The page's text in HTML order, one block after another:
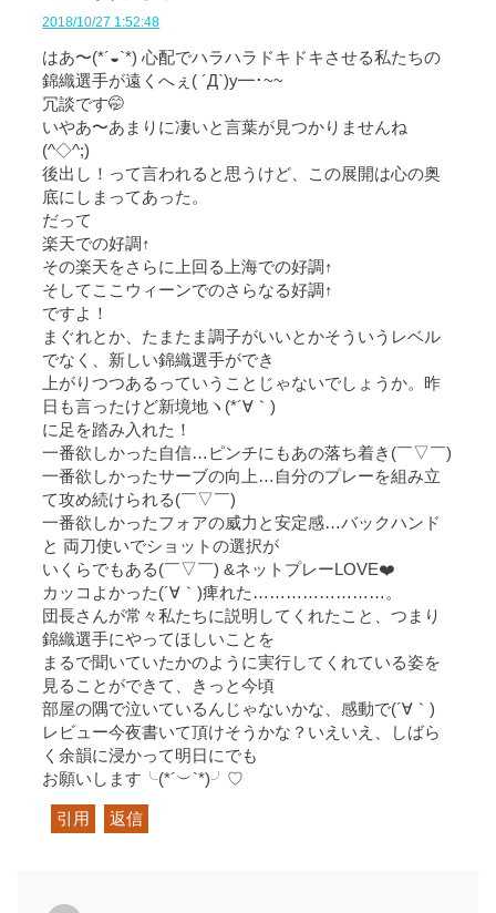
2018/10/27 1:52:48
はあ〜(*´◒`*) 心配でハラハラドキドキさせる私たちの
錦織選手が遠くへぇ( ´Д`)y━･~~
冗談です🤭
いやあ〜あまりに凄いと言葉が見つかりませんね
(^◇^;)
後出し！って言われると思うけど、この展開は心の奥
底にしまってあった。
だって
楽天での好調↑
その楽天をさらに上回る上海での好調↑
そしてここウィーンでのさらなる好調↑
ですよ！
まぐれとか、たまたま調子がいいとかそういうレベル
でなく、新しい錦織選手ができ
上がりつつあるっていうことじゃないでしょうか。昨
日も言ったけど新境地ヽ(*´∀｀)
に足を踏み入れた！
一番欲しかった自信…ピンチにもあの落ち着き(￣▽￣)
一番欲しかったサーブの向上…自分のプレーを組み立
て攻め続けられる(￣▽￣)
一番欲しかったフォアの威力と安定感…バックハンド
と 両刀使いでショットの選択が
いくらでもある(￣▽￣) &ネットプレーLOVE❤️
カッコよかった(´∀｀)痺れた……………………。
団長さんが常々私たちに説明してくれたこと、つまり
錦織選手にやってほしいことを
まるで聞いていたかのように実行してくれている姿を
見ることができて、きっと今頃
部屋の隅で泣いているんじゃないかな、感動で(´∀｀)
レビュー今夜書いて頂けそうかな？いえいえ、しばら
く余韻に浸かって明日にでも
お願いします╰(*´︶`*)╯♡
引用 返信